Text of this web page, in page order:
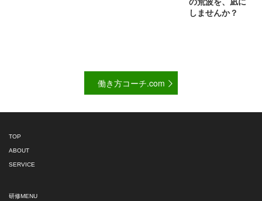
しませんか？
働き方コーチ.com
TOP
ABOUT
SERVICE
研修MENU